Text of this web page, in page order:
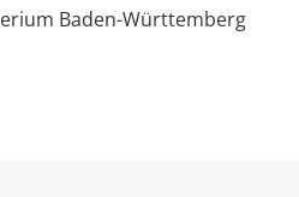
Baden-Württemberg